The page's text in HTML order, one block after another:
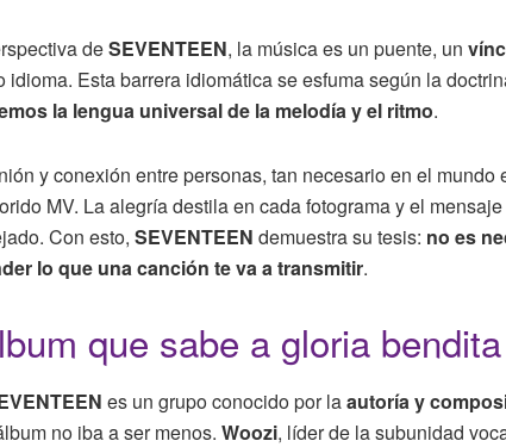
deSEVENTEEN, la música es un puente, un
idioma. Esta barrera idiomática se esfuma según la
la lengua universal de la melodía y el ritmo.
y conexión entre personas, tan necesario en el mundo
MV. La alegría destila en cada fotograma y el
Con esto, SEVENTEEN demuestra su tesis: no es
lo que una canción te va a transmitir.
que sabe a gloria bendita
es un grupo conocido por laautoría y
no iba a ser menos. Woozi, líder de la subunidad